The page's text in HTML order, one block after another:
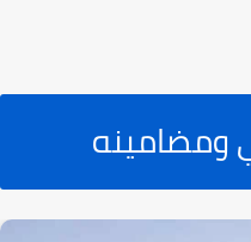
ومضامينه